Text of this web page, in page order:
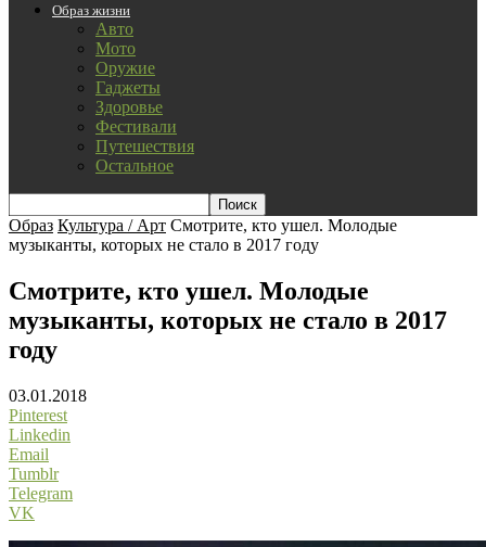
Образ жизни
Авто
Мото
Оружие
Гаджеты
Здоровье
Фестивали
Путешествия
Остальное
Образ Культура / Арт Смотрите, кто ушел. Молодые
музыканты, которых не стало в 2017 году
Смотрите, кто ушел. Молодые
музыканты, которых не стало в 2017
году
03.01.2018
Pinterest
Linkedin
Email
Tumblr
Telegram
VK